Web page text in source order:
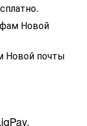
Новой
Новой почты